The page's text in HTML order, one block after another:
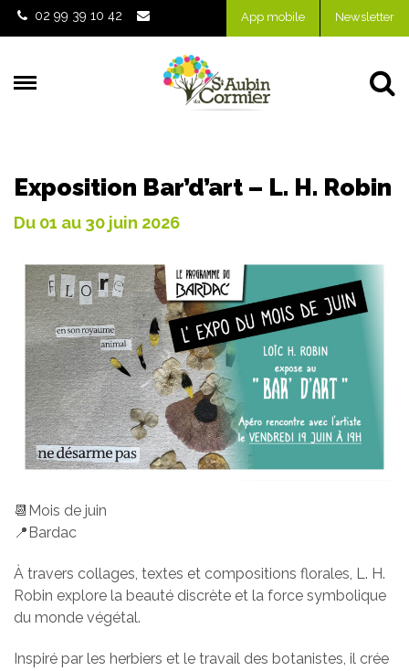
Gestion des traceurs
02 99 39 10 42 App mobile Newsletter
Exposition Bar’d’art – L. H. Robin
Du 01 au 30 juin 2026
📆Mois de juin
📍Bardac
À travers collages, textes et compositions florales, L. H.
Robin explore la beauté discrète et la force symbolique
du monde végétal.
Inspiré par les herbiers et le travail des botanistes, il crée